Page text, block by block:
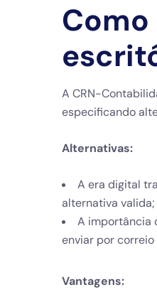
A CRN-
especificando
Alternativas:
A era digital
alternativa valida;
A importância
enviar por
Vantagens: